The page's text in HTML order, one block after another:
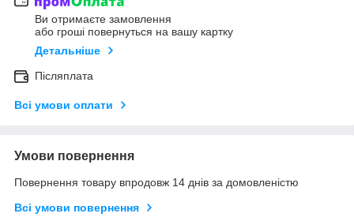
Ви отримаєте замовлення
або гроші повернуться на вашу картку
Детальніше
Післяплата
Всі умови оплати
Умови повернення
Повернення товару впродовж 14 днів за домовленістю
Всі умови повернення